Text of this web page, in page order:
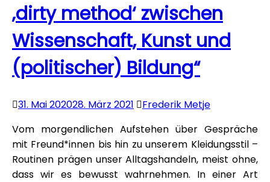
‚dirty method‘ zwischen
Wissenschaft, Kunst und
(politischer) Bildung“
31. Mai 202028. März 2021
Frederik Metje
Vom morgendlichen Aufstehen über Gespräche
mit Freund*innen bis hin zu unserem Kleidungsstil –
Routinen prägen unser Alltagshandeln, meist ohne,
dass wir es bewusst wahrnehmen. In einer Art